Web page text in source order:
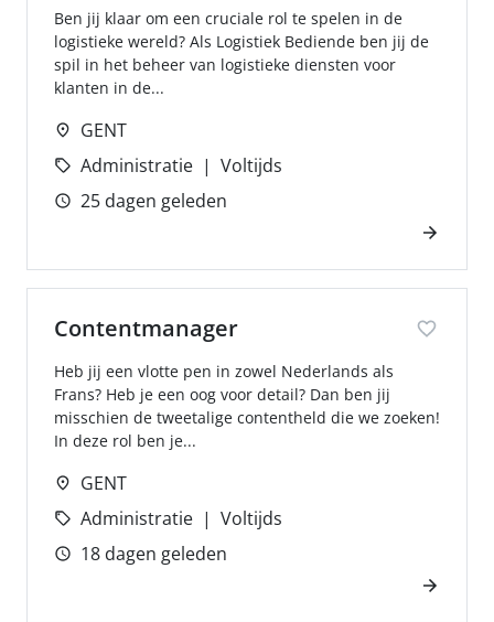
Ben jij klaar om een cruciale rol te spelen in de
logistieke wereld? Als Logistiek Bediende ben jij de
spil in het beheer van logistieke diensten voor
klanten in de...
GENT
Administratie
Voltijds
25 dagen geleden
Contentmanager
Heb jij een vlotte pen in zowel Nederlands als
Frans? Heb je een oog voor detail? Dan ben jij
misschien de tweetalige contentheld die we zoeken!
In deze rol ben je...
GENT
Administratie
Voltijds
18 dagen geleden